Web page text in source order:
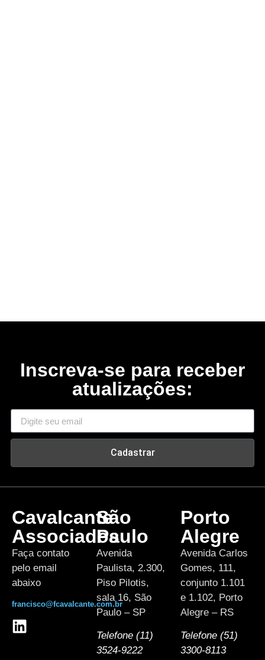
Inscreva-se para receber
atualizações:
Cadastrar
Cavalcante
Associados
Faça contato
pelo email
abaixo
francisco@fcavalcante.com.br
São
Paulo
Avenida
Paulista, 2.300,
Piso Pilotis,
sala 16, São
Paulo – SP
Telefone (11)
3524-9222
Porto
Alegre
Avenida Carlos
Gomes, 111,
conjunto 1.101
e 1.102, Porto
Alegre – RS
Telefone (51)
3300-8113